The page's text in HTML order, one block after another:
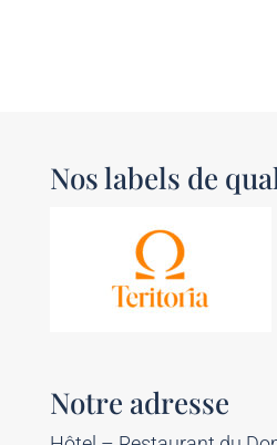
Nos labels de
Notre adresse